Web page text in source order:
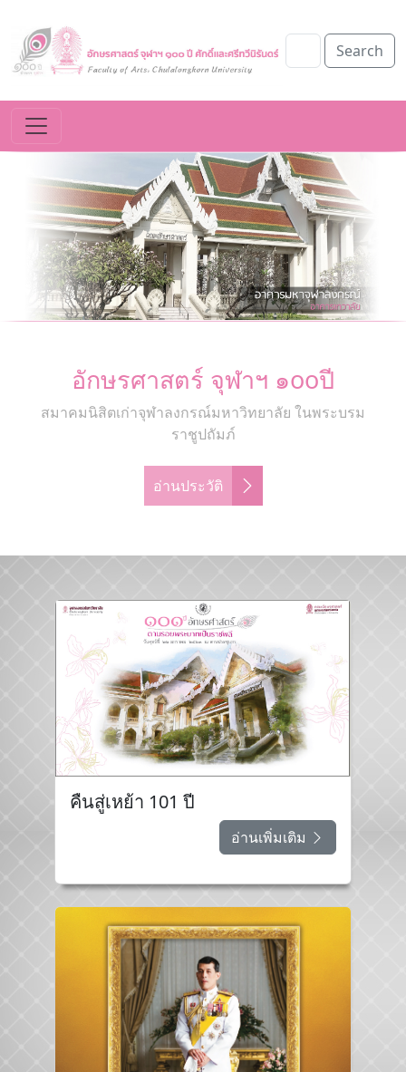
Search
อักษรศาสตร์ จุฬาฯ ๑ooปี
สมาคมนิสิตเก่าจุฬาลงกรณ์มหาวิทยาลัย ในพระบรม
ราชูปถัมภ์
อ่านประวัติ
คืนสู่เหย้า 101 ปี
อ่านเพิ่มเติม